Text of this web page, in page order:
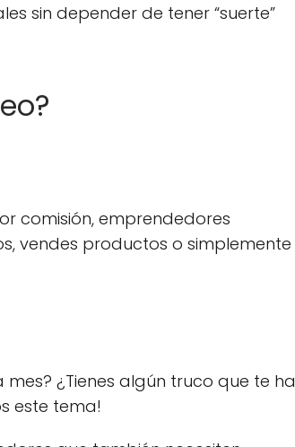
sin depender de tener “suerte”
comisión, emprendedores
vendes productos o simplemente
¿Tienes algún truco que te ha
este tema!